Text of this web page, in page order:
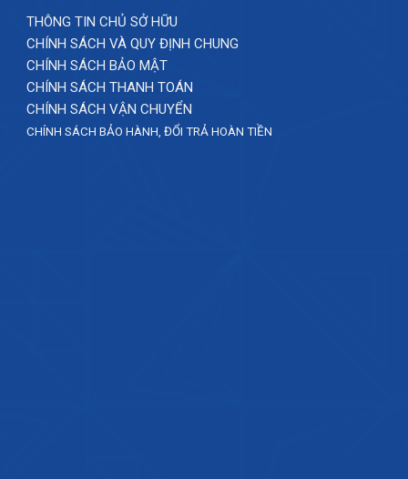
THÔNG TIN CHỦ SỞ HỮU
CHÍNH SÁCH VÀ QUY ĐỊNH CHUNG
CHÍNH SÁCH BẢO MẬT
CHÍNH SÁCH THANH TOÁN
CHÍNH SÁCH VẬN CHUYỂN
CHÍNH SÁCH BẢO HÀNH, ĐỔI TRẢ HOÀN TIỀN